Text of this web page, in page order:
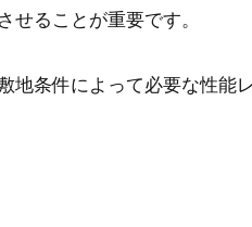
せることが重要です。
地条件によって必要な性能